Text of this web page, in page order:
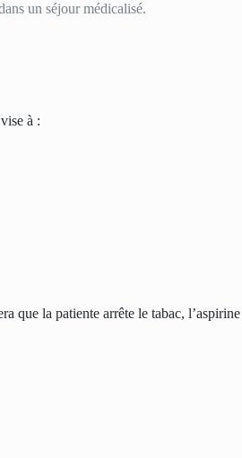
un séjour médicalisé.
à :
que la patiente arrête le tabac,